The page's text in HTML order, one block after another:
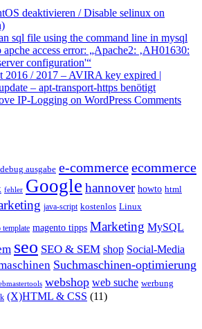
deaktivieren / Disable selinux on
sql file using the command line in mysql
access error: „Apache2: ‚AH01630:
configuration'“
2016 / 2017 – AVIRA key expired |
– apt-transport-https benötigt
IP-Logging on WordPress Comments
debug ausgabe e-commerceecommerce
fehler Google hannover howto html
java-script kostenlos Linux
template magento tipps Marketing MySQL
seo SEO & SEM shop Social-Media
Suchmaschinen-optimierung
webshop web suche werbung
(X)HTML & CSS (11)